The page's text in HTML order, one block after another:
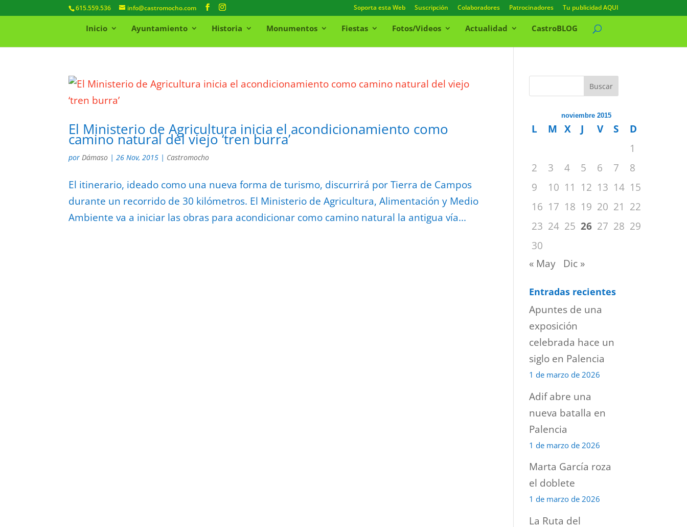
615.559.536 info@castromocho.com Soporta esta Web Suscripción Colaboradores Patrocinadores Tu publicidad AQUI
Inicio Ayuntamiento Historia Monumentos Fiestas Fotos/Videos Actualidad CastroBLOG
El Ministerio de Agricultura inicia el acondicionamiento como
camino natural del viejo ‘tren burra’
porDámaso |26 Nov, 2015 | Castromocho
El itinerario, ideado como una nueva forma de turismo, discurrirá por Tierra de Campos
durante un recorrido de 30 kilómetros. El Ministerio de Agricultura, Alimentación y Medio
Ambiente va a iniciar las obras para acondicionar como camino natural la antigua vía...
Buscar
noviembre 2015
L M X J V S
D
1
2
3 4 5 6 7
8
9
10 11 12 13 14 15
16 17 18 19 20 21 22
23 24 25 26 27 28 29
30
« May
Dic »
Entradas recientes
Apuntes de una
exposición
celebrada hace un
siglo en Palencia
1 de marzo de 2026
Adif abre una
nueva batalla en
Palencia
1 de marzo de 2026
Marta García roza
el doblete
1 de marzo de 2026
La Ruta del